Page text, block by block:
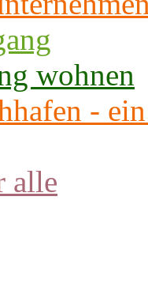
wohnen
-
alle